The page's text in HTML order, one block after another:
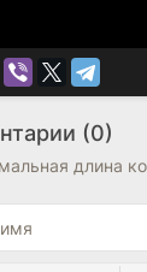
(0)
длина